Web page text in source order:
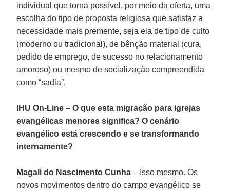
individual que torna possível, por meio da oferta, uma
escolha do tipo de proposta religiosa que satisfaz a
necessidade mais premente, seja ela de tipo de culto
(moderno ou tradicional), de bênção material (cura,
pedido de emprego, de sucesso no relacionamento
amoroso) ou mesmo de socialização compreendida
como “sadia”.
IHU On-Line – O que esta migração para igrejas
evangélicas menores significa? O cenário
evangélico está crescendo e se transformando
internamente?
Magali do Nascimento Cunha – Isso mesmo. Os
novos movimentos dentro do campo evangélico se